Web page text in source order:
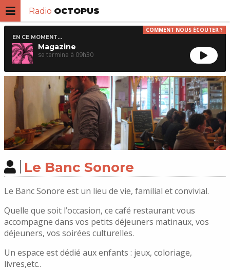
Radio OCTOPUS
COMMENT NOUS ÉCOUTER ?
EN CE MOMENT...
Magazine
09h30
Le Banc Sonore
Le Banc Sonore est un lieu de vie, familial et convivial.
Quelle que soit l’occasion, ce café restaurant vous
accompagne dans vos petits déjeuners matinaux, vos
déjeuners, vos soirées culturelles.
Un espace est dédié aux enfants : jeux, coloriage,
livres,etc..